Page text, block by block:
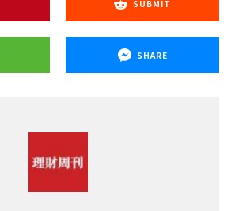
SUBMIT
SHARE